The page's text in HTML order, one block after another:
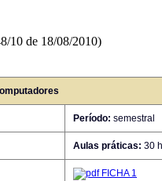
10 de 18/08/2010)
Período: semestral
Aulas práticas: 30
FICHA 1